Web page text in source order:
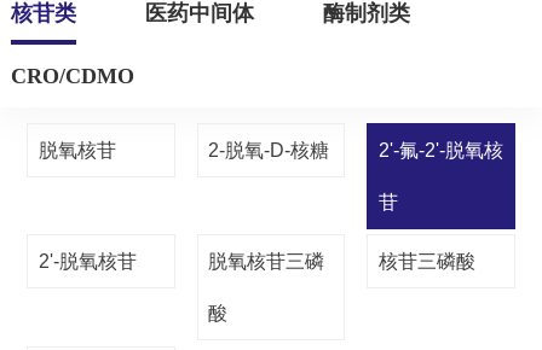
核苷类 医药中间体 酶制剂类
CRO/CDMO
脱氧核苷 2-脱氧-D-核糖 2'-氟-2'-脱氧核
苷
2'-脱氧核苷 脱氧核苷三磷
酸
核苷三磷酸